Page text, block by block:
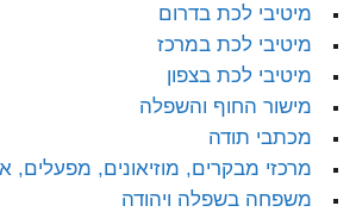
מיטיבי לכת בדרום
מיטיבי לכת במרכז
מיטיבי לכת בצפון
מישור החוף והשפלה
מכתבי תודה
מרכזי מבקרים, מוזיאונים, מפעלים,
משפחה בשפלה ויהודה